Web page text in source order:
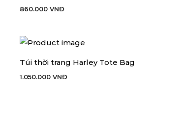
860.000 VNĐ
THÊM VÀO GIỎ HÀNG
Túi thời trang Harley Tote Bag
1.050.000 VNĐ